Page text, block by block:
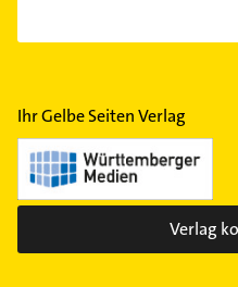
Ihr Gelbe Seiten Verlag
Verlag